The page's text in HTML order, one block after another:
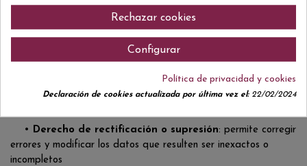
: permite al interesado conocer y
obtener información sobre sus datos de carácter personal
• Derecho de rectificación o supresión: permite corregir
errores y modificar los datos que resulten ser inexactos o
incompletos
Rechazar cookies
Configurar
Política de privacidad y cookies
Declaración de cookies actualizada por última vez el:22/02/2024